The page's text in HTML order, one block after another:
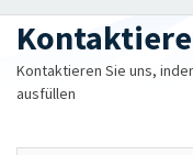
Kontaktieren Sie uns,
ausfüllen